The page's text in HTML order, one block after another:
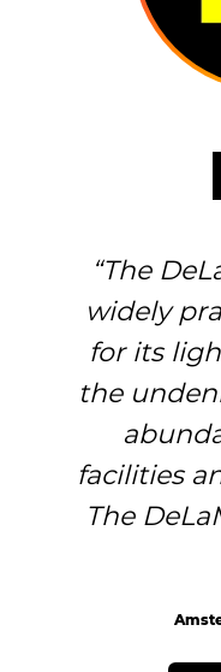
The
widely
for its
the
facilities
The